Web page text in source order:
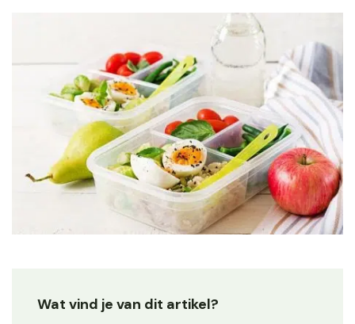
Wat vind je van dit artikel?